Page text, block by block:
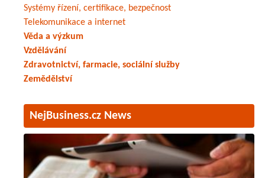
Systémy řízení, certifikace, bezpečnost
Telekomunikace a internet
Věda a výzkum
Vzdělávání
Zdravotnictví, farmacie, sociální služby
Zemědělství
NejBusiness.cz News